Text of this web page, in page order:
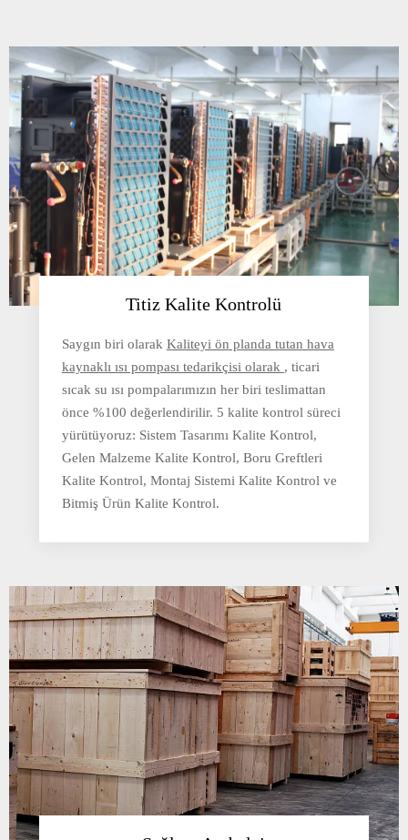
Titiz Kalite Kontrolü
Saygın biri olarak Kaliteyi ön planda tutan hava
kaynaklı ısı pompası tedarikçisi olarak , ticari
sıcak su ısı pompalarımızın her biri teslimattan
önce %100 değerlendirilir. 5 kalite kontrol süreci
yürütüyoruz: Sistem Tasarımı Kalite Kontrol,
Gelen Malzeme Kalite Kontrol, Boru Greftleri
Kalite Kontrol, Montaj Sistemi Kalite Kontrol ve
Bitmiş Ürün Kalite Kontrol.